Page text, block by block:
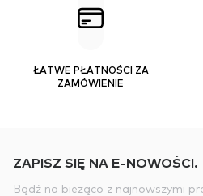
ŁATWE PŁATNOŚCI ZA
ZAMÓWIENIE
ZAPISZ SIĘ NA E-NOWOŚCI.
Bądź na bieżąco z najnowszymi